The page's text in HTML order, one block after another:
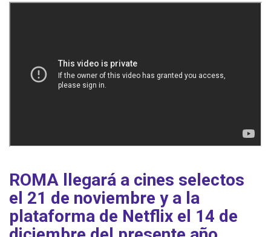
ROMA llegará a cines selectos
el 21 de noviembre y a la
plataforma de Netflix el 14 de